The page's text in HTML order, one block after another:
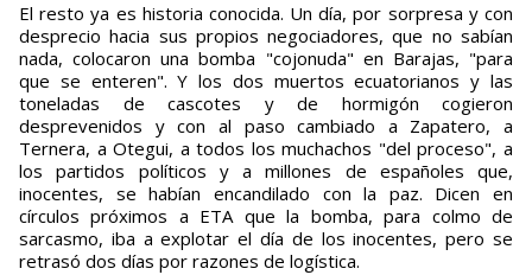
El resto ya es historia conocida. Un día, por sorpresa y con
desprecio hacia sus propios negociadores, que no sabían
nada, colocaron una bomba "cojonuda" en Barajas, "para
que se enteren". Y los dos muertos ecuatorianos y las
toneladas de cascotes y de hormigón cogieron
desprevenidos y con al paso cambiado a Zapatero, a
Ternera, a Otegui, a todos los muchachos "del proceso", a
los partidos políticos y a millones de españoles que,
inocentes, se habían encandilado con la paz. Dicen en
círculos próximos a ETA que la bomba, para colmo de
sarcasmo, iba a explotar el día de los inocentes, pero se
retrasó dos días por razones de logística.